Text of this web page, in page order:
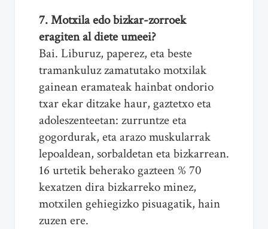
7. Motxila edo bizkar-zorroek
eragiten al diete umeei?
Bai. Liburuz, paperez, eta beste
tramankuluz zamatutako motxilak
gainean eramateak hainbat ondorio
txar ekar ditzake haur, gaztetxo eta
adoleszenteetan: zurruntze eta
gogordurak, eta arazo muskularrak
lepoaldean, sorbaldetan eta bizkarrean.
16 urtetik beherako gazteen % 70
kexatzen dira bizkarreko minez,
motxilen gehiegizko pisuagatik, hain
zuzen ere.